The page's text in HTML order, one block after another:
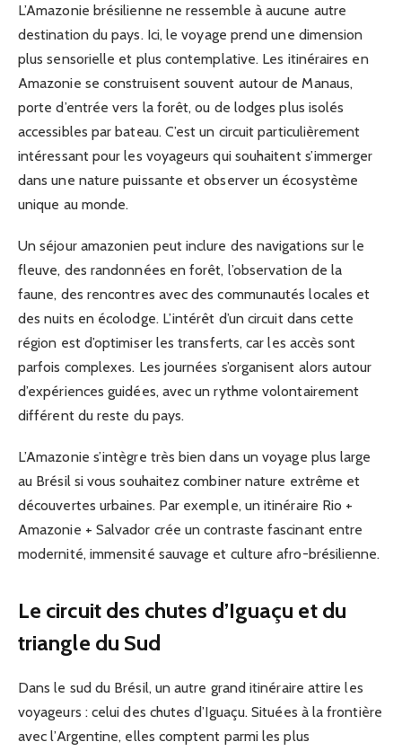
L’Amazonie brésilienne ne ressemble à aucune autre
destination du pays. Ici, le voyage prend une dimension
plus sensorielle et plus contemplative. Les itinéraires en
Amazonie se construisent souvent autour de Manaus,
porte d’entrée vers la forêt, ou de lodges plus isolés
accessibles par bateau. C’est un circuit particulièrement
intéressant pour les voyageurs qui souhaitent s’immerger
dans une nature puissante et observer un écosystème
unique au monde.
Un séjour amazonien peut inclure des navigations sur le
fleuve, des randonnées en forêt, l’observation de la
faune, des rencontres avec des communautés locales et
des nuits en écolodge. L’intérêt d’un circuit dans cette
région est d’optimiser les transferts, car les accès sont
parfois complexes. Les journées s’organisent alors autour
d’expériences guidées, avec un rythme volontairement
différent du reste du pays.
L’Amazonie s’intègre très bien dans un voyage plus large
au Brésil si vous souhaitez combiner nature extrême et
découvertes urbaines. Par exemple, un itinéraire Rio +
Amazonie + Salvador crée un contraste fascinant entre
modernité, immensité sauvage et culture afro-brésilienne.
Le circuit des chutes d’Iguaçu et du
triangle du Sud
Dans le sud du Brésil, un autre grand itinéraire attire les
voyageurs : celui des chutes d’Iguaçu. Situées à la frontière
avec l’Argentine, elles comptent parmi les plus